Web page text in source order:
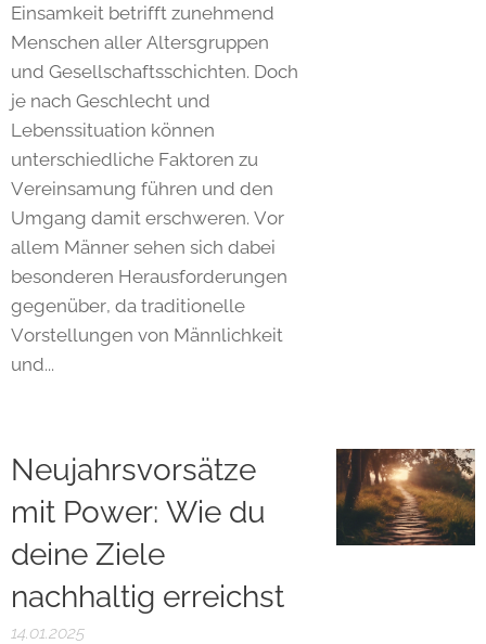
Einsamkeit betrifft zunehmend
Menschen aller Altersgruppen
und Gesellschaftsschichten. Doch
je nach Geschlecht und
Lebenssituation können
unterschiedliche Faktoren zu
Vereinsamung führen und den
Umgang damit erschweren. Vor
allem Männer sehen sich dabei
besonderen Herausforderungen
gegenüber, da traditionelle
Vorstellungen von Männlichkeit
und...
Neujahrsvorsätze
mit Power: Wie du
deine Ziele
nachhaltig erreichst
14.01.2025